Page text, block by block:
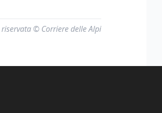
© Corriere delle Alpi